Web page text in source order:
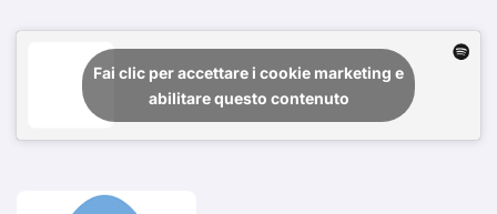
Fai clic per accettare i cookie marketing e
abilitare questo contenuto